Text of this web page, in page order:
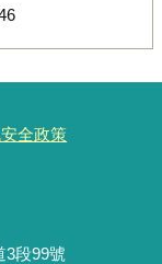
全政策
3段99號